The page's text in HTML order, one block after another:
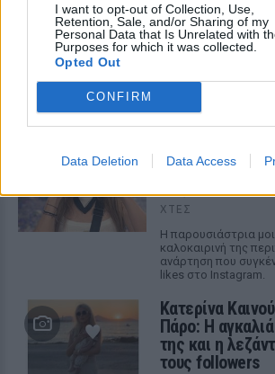
I want to opt-out of Collection, Use,
Retention, Sale, and/or Sharing of my
Personal Data that Is Unrelated with
Purposes for which it was collected.
Opted Out
CONFIRM
Data Deletion Data Access
ΔΕΙΤΕ ΕΠΙΣΗΣ
ΣΤΗΝ ΙΔΙΑ ΚΑΤΗΓΟΡΙΑ
Αποστολία
στο BTS concert
το καλοκαίρι
ΧΤΕΣ
Η παρουσιάστρια
καλοκαιρινή της
ανάρτηση που
likes στο Instagram.
Κατερίνα
Πάρο: Η
της και η
τους followers